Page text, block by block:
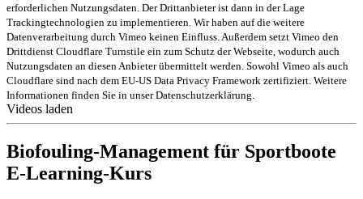
erforderlichen Nutzungsdaten. Der Drittanbieter ist dann in der Lage
Trackingtechnologien zu implementieren. Wir haben auf die weitere
Datenverarbeitung durch Vimeo keinen Einfluss. Außerdem setzt Vimeo den
Drittdienst Cloudflare Turnstile ein zum Schutz der Webseite, wodurch auch
Nutzungsdaten an diesen Anbieter übermittelt werden. Sowohl Vimeo als auch
Cloudflare sind nach dem EU-US Data Privacy Framework zertifiziert. Weitere
Informationen finden Sie in unser Datenschutzerklärung.
Videos laden
Biofouling-Management für Sportboote
E-Learning-Kurs